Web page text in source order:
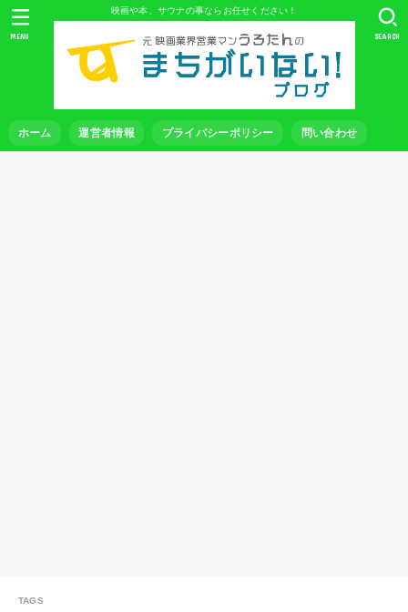
映画や本、サウナの事ならお任せください！
ホーム 運営者情報 プライバシーポリシー 問い合わせ
SEARCH
MENU